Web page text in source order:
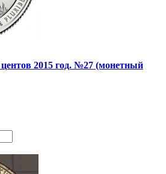
2015 год. №27 (монетный